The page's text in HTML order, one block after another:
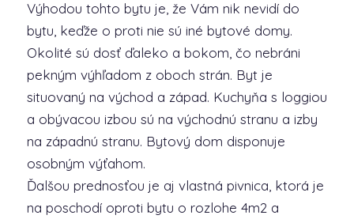
Výhodou tohto bytu je, že Vám nik nevidí do
bytu, keďže o proti nie sú iné bytové domy.
Okolité sú dosť ďaleko a bokom, čo nebráni
pekným výhľadom z oboch strán. Byt je
situovaný na východ a západ. Kuchyňa s loggiou
a obývacou izbou sú na východnú stranu a izby
na západnú stranu. Bytový dom disponuje
osobným výťahom.
Ďalšou prednosťou je aj vlastná pivnica, ktorá je
na poschodí oproti bytu o rozlohe 4m2 a